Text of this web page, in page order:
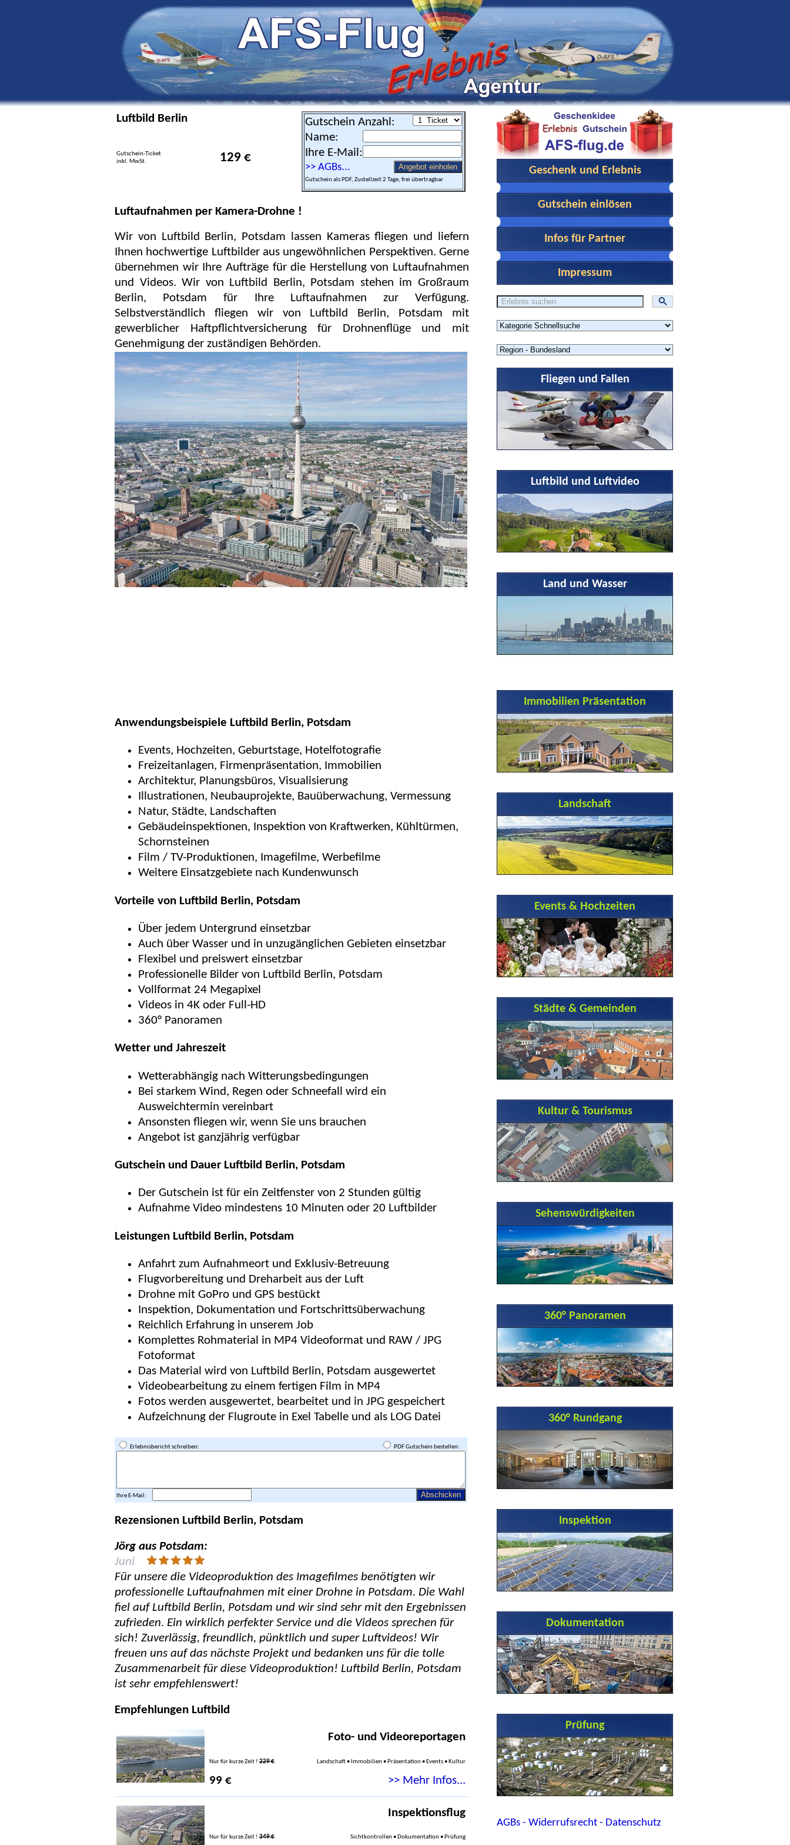
Luftbild Berlin
Gutschein-Ticket
inkl. MwSt.
129 €
Gutschein Anzahl:
Name:
Ihre E-Mail:
>> AGBs... Angebot einholen
Gutschein als PDF, Zustellzeit 2 Tage, frei übertragbar
Luftaufnahmen per Kamera-Drohne !
Wir von Luftbild Berlin, Potsdam lassen Kameras fliegen und liefern
Ihnen hochwertige Luftbilder aus ungewöhnlichen Perspektiven. Gerne
übernehmen wir Ihre Aufträge für die Herstellung von Luftaufnahmen
und Videos. Wir von Luftbild Berlin, Potsdam stehen im Großraum
Berlin, Potsdam für Ihre Luftaufnahmen zur Verfügung.
Selbstverständlich fliegen wir von Luftbild Berlin, Potsdam mit
gewerblicher Haftpflichtversicherung für Drohnenflüge und mit
Genehmigung der zuständigen Behörden.
Anwendungsbeispiele Luftbild Berlin, Potsdam
Events, Hochzeiten, Geburtstage, Hotelfotografie
Freizeitanlagen, Firmenpräsentation, Immobilien
Architektur, Planungsbüros, Visualisierung
Illustrationen, Neubauprojekte, Bauüberwachung, Vermessung
Natur, Städte, Landschaften
Gebäudeinspektionen, Inspektion von Kraftwerken, Kühltürmen,
Schornsteinen
Film / TV-Produktionen, Imagefilme, Werbefilme
Weitere Einsatzgebiete nach Kundenwunsch
Vorteile von Luftbild Berlin, Potsdam
Über jedem Untergrund einsetzbar
Auch über Wasser und in unzugänglichen Gebieten einsetzbar
Flexibel und preiswert einsetzbar
Professionelle Bilder von Luftbild Berlin, Potsdam
Vollformat 24 Megapixel
Videos in 4K oder Full-HD
360° Panoramen
Wetter und Jahreszeit
Wetterabhängig nach Witterungsbedingungen
Bei starkem Wind, Regen oder Schneefall wird ein
Ausweichtermin vereinbart
Ansonsten fliegen wir, wenn Sie uns brauchen
Angebot ist ganzjährig verfügbar
Gutschein und Dauer Luftbild Berlin, Potsdam
Der Gutschein ist für ein Zeitfenster von 2 Stunden gültig
Aufnahme Video mindestens 10 Minuten oder 20 Luftbilder
Leistungen Luftbild Berlin, Potsdam
Anfahrt zum Aufnahmeort und Exklusiv-Betreuung
Flugvorbereitung und Dreharbeit aus der Luft
Drohne mit GoPro und GPS bestückt
Inspektion, Dokumentation und Fortschrittsüberwachung
Reichlich Erfahrung in unserem Job
Komplettes Rohmaterial in MP4 Videoformat und RAW / JPG
Fotoformat
Das Material wird von Luftbild Berlin, Potsdam ausgewertet
Videobearbeitung zu einem fertigen Film in MP4
Fotos werden ausgewertet, bearbeitet und in JPG gespeichert
Aufzeichnung der Flugroute in Exel Tabelle und als LOG Datei
Erlebnisbericht schreiben: PDF Gutschein bestellen:
Ihre E-Mail:
Rezensionen Luftbild Berlin, Potsdam
Jörg aus Potsdam:
Juni
Für unsere die Videoproduktion des Imagefilmes benötigten wir
professionelle Luftaufnahmen mit einer Drohne in Potsdam. Die Wahl
fiel auf Luftbild Berlin, Potsdam und wir sind sehr mit den Ergebnissen
zufrieden. Ein wirklich perfekter Service und die Videos sprechen für
sich! Zuverlässig, freundlich, pünktlich und super Luftvideos! Wir
freuen uns auf das nächste Projekt und bedanken uns für die tolle
Zusammenarbeit für diese Videoproduktion! Luftbild Berlin, Potsdam
ist sehr empfehlenswert!
Empfehlungen Luftbild
Foto- und Videoreportagen
Nur für kurze Zeit ! 229 € Landschaft • Immobilien • Präsentation • Events • Kultur
99 € >> Mehr Infos...
Inspektionsflug
Nur für kurze Zeit ! 349 € Sichtkontrollen • Dokumentation • Prüfung
Geschenk und Erlebnis
Gutschein einlösen
Infos für Partner
Impressum
Fliegen und Fallen
Luftbild und Luftvideo
Land und Wasser
Immobilien Präsentation
Landschaft
Events & Hochzeiten
Städte & Gemeinden
Kultur & Tourismus
Sehenswürdigkeiten
360° Panoramen
360° Rundgang
Inspektion
Dokumentation
Prüfung
AGBs - Widerrufsrecht - Datenschutz